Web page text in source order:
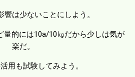
響は少ないことにしよう。
量的には10a/10㎏だから少しは気が
楽だ。
用も試験してみよう。